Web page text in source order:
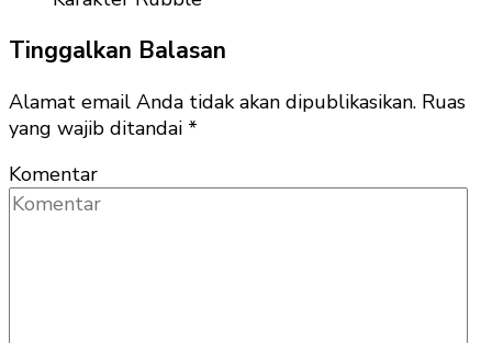
Tinggalkan Balasan
Alamat email Anda tidak akan dipublikasikan. Ruas
yang wajib ditandai *
Komentar